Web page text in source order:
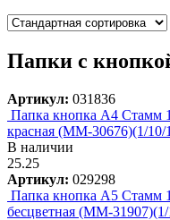
Папки с
Артикул: 031836
Папка кнопка А4 Стамм
красная (ММ-30676)(1/10/
В наличии
25.25
Артикул: 029298
Папка кнопка А5 Стамм
бесцветная (ММ-31907)(1/